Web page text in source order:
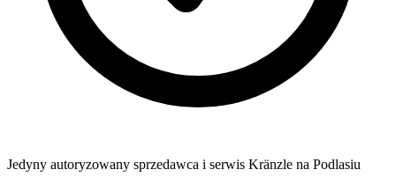
Jedyny autoryzowany sprzedawca i serwis Kränzle na Podlasiu